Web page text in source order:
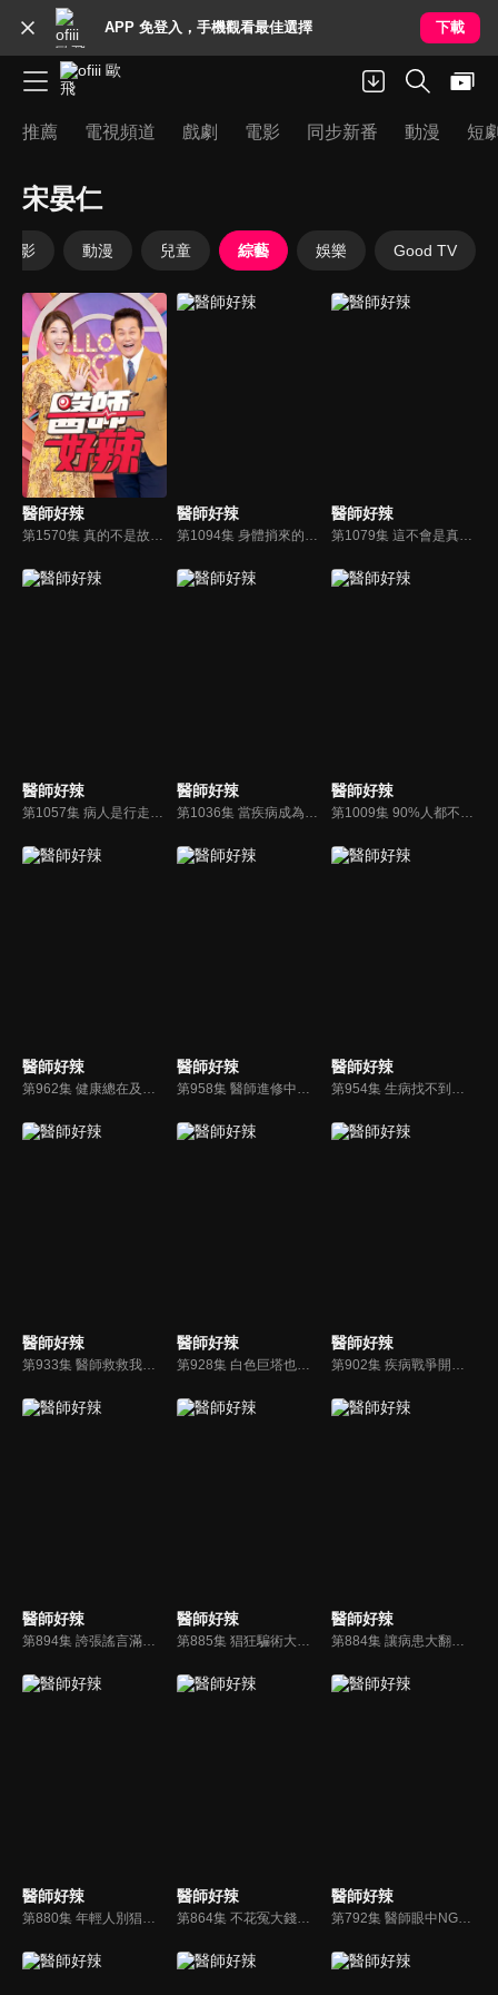
APP 免登入，手機觀看最佳選擇 下載
推薦 電視頻道 戲劇 電影 同步新番 動漫 短
宋晏仁
電影 動漫 兒童 綜藝 娛樂 Good TV
醫師好辣
第1570集 真的不是故意的，疾病發作竟害你存款歸零？！
醫師好辣
第1094集 身體捎來的密碼，你能即刻解讀救自己一命嗎？！
醫師好辣
第1079集 這不會是真的吧？白色巨塔竟暗藏「好多鬼」？！
醫師好辣 醫師好辣 醫師好辣
醫師好辣 醫師好辣 醫師好辣
醫師好辣
第933集 醫師救救我！這些病讓我好冤枉？
醫師好辣
第928集 白色巨塔也瘋狂！奇人異事讓你大開眼界！
醫師好辣
第902集 疾病戰爭開打啦！這些醫療戰況讓醫師皮皮剉？！
醫師好辣
第894集 誇張謠言滿天飛！！吃這些藥會讓身體壞了了？！
醫師好辣
第885集 猖狂騙術大公開！身體才是最大的詐騙集團？！
醫師好辣
第884集 讓病患大翻白眼的醫師類型大公開！！
醫師好辣 醫師好辣
第864集 不花冤大錢，醫師告訴你高CP值檢查！！
醫師好辣
第792集 醫師眼中NG的動作！習慣比想像中恐怖？！